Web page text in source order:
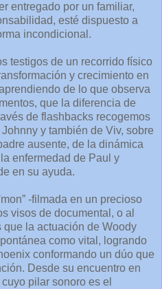
entregado por un familiar,
esté dispuesto a
incondicional.
testigos de un recorrido físico
y crecimiento en
de lo que observa
que la diferencia de
de flashbacks recogemos
y también de Viv, sobre
ausente, de la dinámica
enfermedad de Paul y
en su ayuda.
-filmada en un precioso
visos de documental, o al
la actuación de Woody
como vital, logrando
conformando un dúo que
Desde su encuentro en
pilar sonoro es el